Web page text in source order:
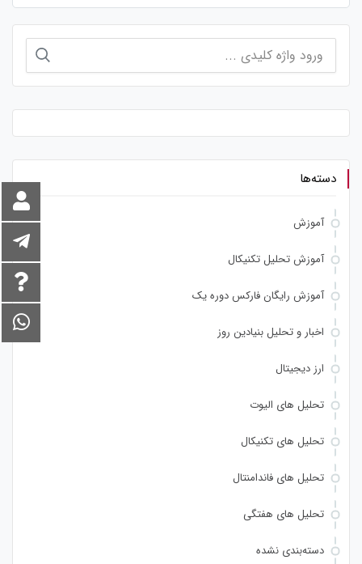
جستجو
برای:
دسته‌ها
آموزش
آموزش تحلیل تکنیکال
آموزش رایگان فارکس دوره یک
اخبار و تحلیل بنیادین روز
ارز دیجیتال
تحلیل های الیوت
تحلیل های تکنیکال
تحلیل های فاندامنتال
تحلیل های هفتگی
دسته‌بندی نشده